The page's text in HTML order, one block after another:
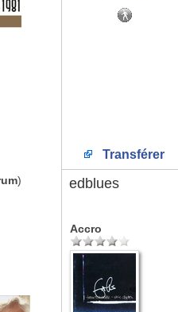
)
Transférer
edblues
Accro